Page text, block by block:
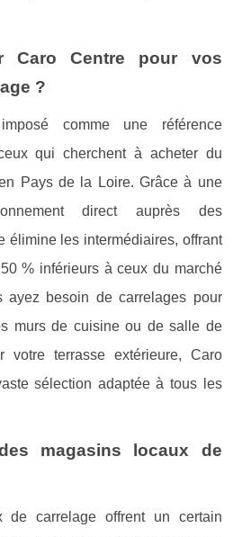
Caro Centre pour vos
?
comme une référence
qui cherchent à acheter du
Pays de la Loire. Grâce à une
direct auprès des
élimine les intermédiaires, offrant
% inférieurs à ceux du marché
ayez besoin de carrelages pour
murs de cuisine ou de salle de
votre terrasse extérieure, Caro
sélection adaptée à tous les
magasins locaux de
de carrelage offrent un certain